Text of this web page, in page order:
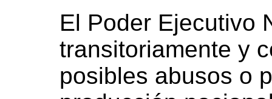
El Poder Ejecutivo
transitoriamente y
posibles abusos o